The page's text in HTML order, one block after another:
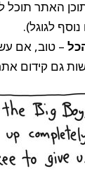
האתר תוכל
לגוגל).
– טוב, אם
גם קידום